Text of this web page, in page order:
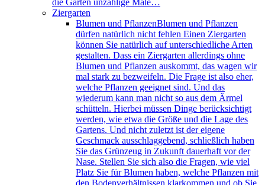
die Gärten unzählige Male…
Ziergarten
Blumen und PflanzenBlumen und Pflanzen
dürfen natürlich nicht fehlen Einen Ziergarten
können Sie natürlich auf unterschiedliche Arten
gestalten. Dass ein Ziergarten allerdings ohne
Blumen und Pflanzen auskommt, das wagen wir
mal stark zu bezweifeln. Die Frage ist also eher,
welche Pflanzen geeignet sind. Und das
wiederum kann man nicht so aus dem Ärmel
schütteln. Hierbei müssen Dinge berücksichtigt
werden, wie etwa die Größe und die Lage des
Gartens. Und nicht zuletzt ist der eigene
Geschmack ausschlaggebend, schließlich haben
Sie das Grünzeug in Zukunft dauerhaft vor der
Nase. Stellen Sie sich also die Fragen, wie viel
Platz Sie für Blumen haben, welche Pflanzen mit
den Bodenverhältnissen klarkommen und ob Sie